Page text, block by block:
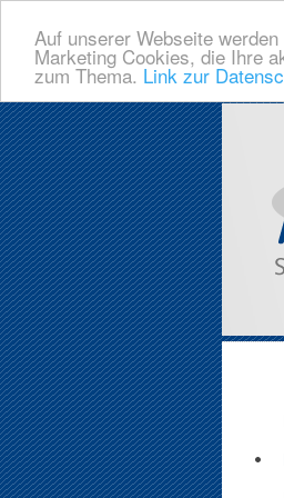
Auf unserer Webseite
Marketing Cookies, die Ihre
zum Thema. Link zur